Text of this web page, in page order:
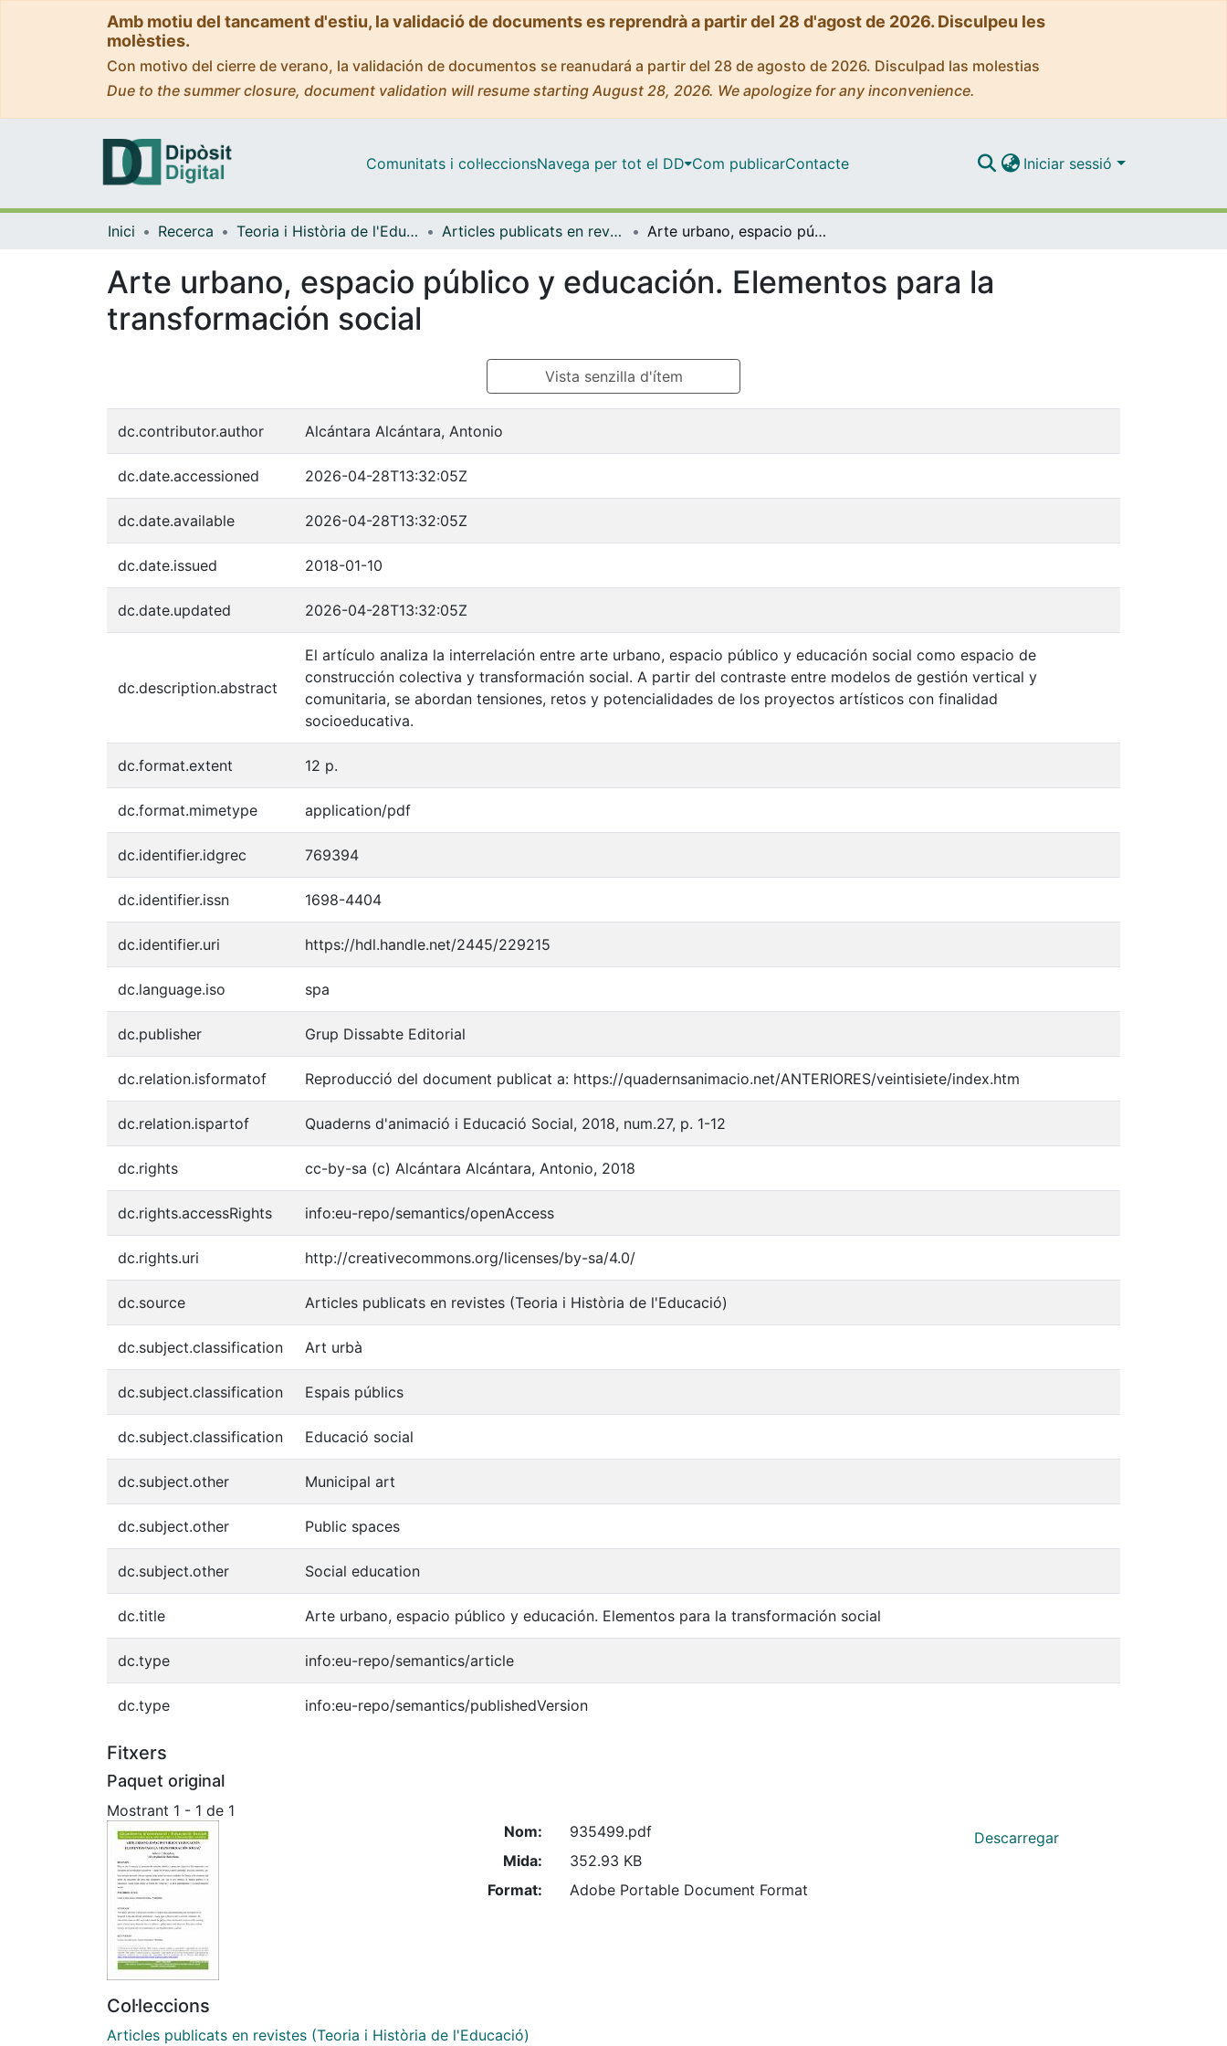
Amb motiu del tancament d'estiu, la validació de documents es reprendrà a partir del 28 d'agost de 2026. Disculpeu les
molèsties.
Con motivo del cierre de verano, la validación de documentos se reanudará a partir del 28 de agosto de 2026. Disculpad las molestias
Due to the summer closure, document validation will resume starting August 28, 2026. We apologize for any inconvenience.
Comunitats i col·leccionsNavega per tot el DD Com publicarContacte Iniciar sessió
Inici Recerca Teoria i Història de l'Educació Articles publicats en revistes (Teoria i Història de l'Educació) Arte urbano, espacio público y educación. Elementos para la transformación social
Arte urbano, espacio público y educación. Elementos para la
transformación social
Vista senzilla d'ítem
dc.contributor.author Alcántara Alcántara, Antonio
dc.date.accessioned 2026-04-28T13:32:05Z
dc.date.available 2026-04-28T13:32:05Z
dc.date.issued 2018-01-10
dc.date.updated 2026-04-28T13:32:05Z
dc.description.abstract
El artículo analiza la interrelación entre arte urbano, espacio público y educación social como espacio de
construcción colectiva y transformación social. A partir del contraste entre modelos de gestión vertical y
comunitaria, se abordan tensiones, retos y potencialidades de los proyectos artísticos con finalidad
socioeducativa.
dc.format.extent 12 p.
dc.format.mimetype application/pdf
dc.identifier.idgrec 769394
dc.identifier.issn 1698-4404
dc.identifier.uri https://hdl.handle.net/2445/229215
dc.language.iso spa
dc.publisher Grup Dissabte Editorial
dc.relation.isformatof Reproducció del document publicat a: https://quadernsanimacio.net/ANTERIORES/veintisiete/index.htm
dc.relation.ispartof Quaderns d'animació i Educació Social, 2018, num.27, p. 1-12
dc.rights cc-by-sa (c) Alcántara Alcántara, Antonio, 2018
dc.rights.accessRights info:eu-repo/semantics/openAccess
dc.rights.uri http://creativecommons.org/licenses/by-sa/4.0/
dc.source Articles publicats en revistes (Teoria i Història de l'Educació)
dc.subject.classification Art urbà
dc.subject.classification Espais públics
dc.subject.classification Educació social
dc.subject.other Municipal art
dc.subject.other Public spaces
dc.subject.other Social education
dc.title Arte urbano, espacio público y educación. Elementos para la transformación social
dc.type info:eu-repo/semantics/article
dc.type info:eu-repo/semantics/publishedVersion
Fitxers
Paquet original
Mostrant 1 - 1 de 1
Nom:
935499.pdf
Mida:
352.93 KB
Format:
Adobe Portable Document Format
Descarregar
Col·leccions
Articles publicats en revistes (Teoria i Història de l'Educació)